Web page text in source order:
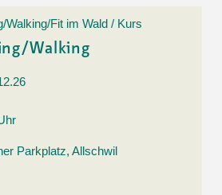
Walking/Fit im Wald / Kurs
Walking
Parkplatz, Allschwil